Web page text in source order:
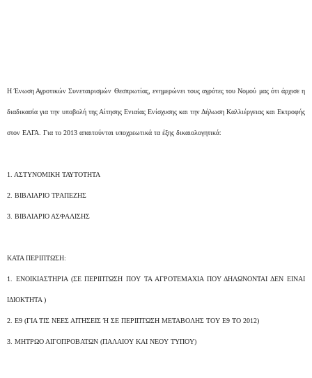
Η Ένωση Αγροτικών Συνεταιρισμών Θεσπρωτίας, ενημερώνει τους αγρότες του Νομού μας ότι άρχισε η
διαδικασία για την υποβολή της Αίτησης Ενιαίας Ενίσχυσης και την Δήλωση Καλλιέργειας και Εκτροφής
στον ΕΛΓΑ. Για το 2013 απαιτούνται υποχρεωτικά τα έξης δικαιολογητικά:
1. ΑΣΤΥΝΟΜΙΚΗ ΤΑΥΤΟΤΗΤΑ
2. ΒΙΒΛΙΑΡΙΟ ΤΡΑΠΕΖΗΣ
3. ΒΙΒΛΙΑΡΙΟ ΑΣΦΑΛΙΣΗΣ
ΚΑΤΑ ΠΕΡΙΠΤΩΣΗ:
1. ΕΝΟΙΚΙΑΣΤΗΡΙΑ (ΣΕ ΠΕΡΙΠΤΩΣΗ ΠΟΥ ΤΑ ΑΓΡΟΤΕΜΑΧΙΑ ΠΟΥ ΔΗΛΩΝΟΝΤΑΙ ΔΕΝ ΕΙΝΑΙ
ΙΔΙΟΚΤΗΤΑ )
2. Ε9 (ΓΙΑ ΤΙΣ ΝΕΕΣ ΑΙΤΗΣΕΙΣ Ή ΣΕ ΠΕΡΙΠΤΩΣΗ ΜΕΤΑΒΟΛΗΣ ΤΟΥ Ε9 ΤΟ 2012)
3. ΜΗΤΡΩΟ ΑΙΓΟΠΡΟΒΑΤΩΝ (ΠΑΛΑΙΟΥ ΚΑΙ ΝΕΟΥ ΤΥΠΟΥ)